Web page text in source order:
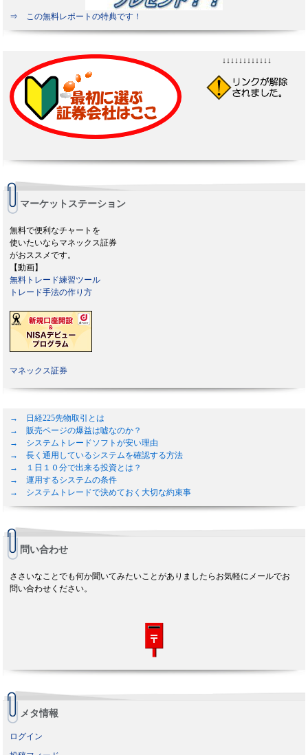
⇒ この無料レポートの特典です！
↓↓↓↓↓↓↓↓↓↓↓↓
マーケットステーション
無料で便利なチャートを
使いたいならマネックス証券
がおススメです。
【動画】
無料トレード練習ツール
トレード手法の作り方
マネックス証券
→ 日経225先物取引とは
→ 販売ページの爆益は嘘なのか？
→ システムトレードソフトが安い理由
→ 長く通用しているシステムを確認する方法
→ １日１０分で出来る投資とは？
→ 運用するシステムの条件
→ システムトレードで決めておく大切な約束事
問い合わせ
ささいなことでも何か聞いてみたいことがありましたらお気軽にメールでお
問い合わせください。
メタ情報
ログイン